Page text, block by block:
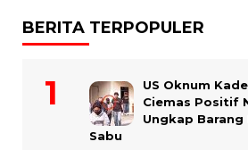
BERITA TERPOPULER
US Oknum
Ciemas Positif
Ungkap
Sabu